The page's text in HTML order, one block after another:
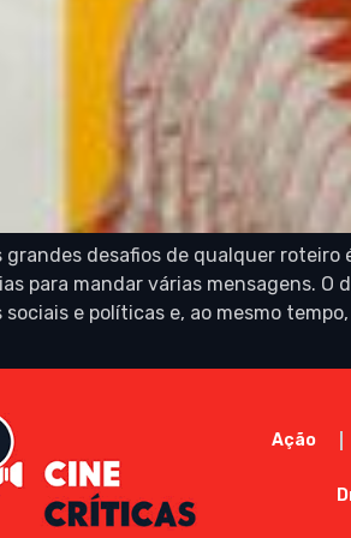
grandes desafios de qualquer
para mandar várias mensagens.
e políticas e, ao mesmo
Ação